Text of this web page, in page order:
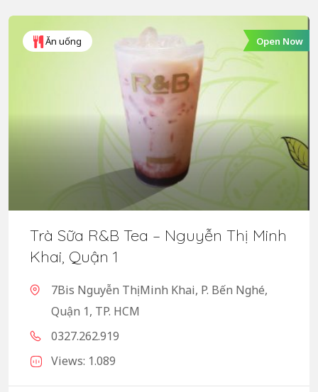
Ăn uống Open Now
Trà Sữa R&B Tea – Nguyễn Thị Minh
Khai, Quận 1
7Bis Nguyễn Thị Minh Khai, P. Bến Nghé,
Quận 1, TP. HCM
0327.262.919
Views: 1.089